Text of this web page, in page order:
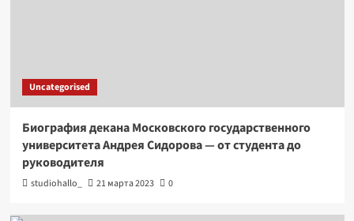
Uncategorised
Биография декана Московского государственного
университета Андрея Сидорова — от студента до
руководителя
studiohallo_ 21 марта 2023 0